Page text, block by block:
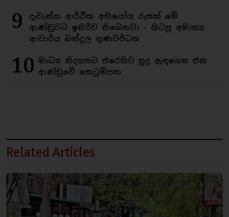
9
දැවැන්ත ආර්ථික අභියෝග රුසක් මේ
ආණ්ඩුවට ඉතිරිව තිබෙනවා - හිටපු අමාත්‍ය
ආචාර්ය බන්දුල ගුණවර්ධන
10 මාධ්‍ය නිදහසට එරෙහිව සුදු ඇඳගෙන එන
ආණ්ඩුවේ කෙටුම්පත
Related Articles